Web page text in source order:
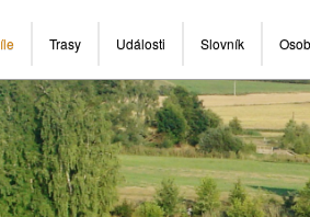
Trasy Události Slovník